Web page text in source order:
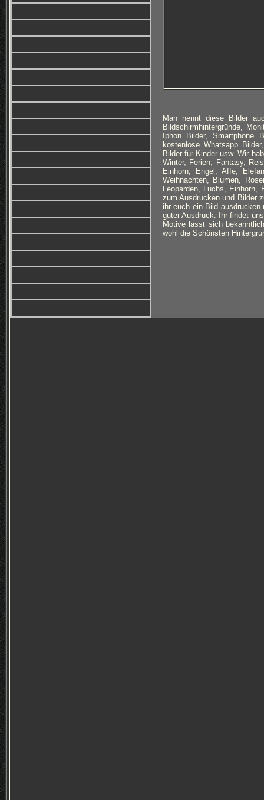
Man nennt diese Bilder
Bildschirmhintergründe,
Iphon Bilder, Smartphone
kostenlose Whatsapp
Bilder für Kinder usw. Wir
Winter, Ferien, Fantasy,
Einhorn, Engel, Affe,
Weihnachten, Blumen,
Leoparden, Luchs,
zum Ausdrucken und Bilder
ihr euch ein Bild
guter Ausdruck. Ihr findet
Motive lässt sich
wohl die Schönsten